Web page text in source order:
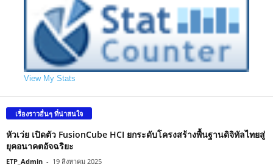
View My Stats
เรื่องราวอื่นๆ ที่น่าสนใจ
หัวเว่ย เปิดตัว FusionCube HCI ยกระดับโครงสร้างพื้นฐานดิจิทัลไทยสู่
ยุคอนาคตอัจฉริยะ
ETP_Admin - 19 สิงหาคม 2025